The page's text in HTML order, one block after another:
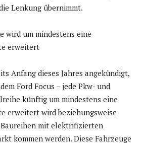
Lenkung übernimmt.
wird um mindestens eine
erweitert
Anfang dieses Jahres angekündigt,
Ford Focus – jede Pkw- und
künftig um mindestens eine
erweitert wird beziehungsweise
Baureihen mit elektrifizierten
kommen werden. Diese Fahrzeuge